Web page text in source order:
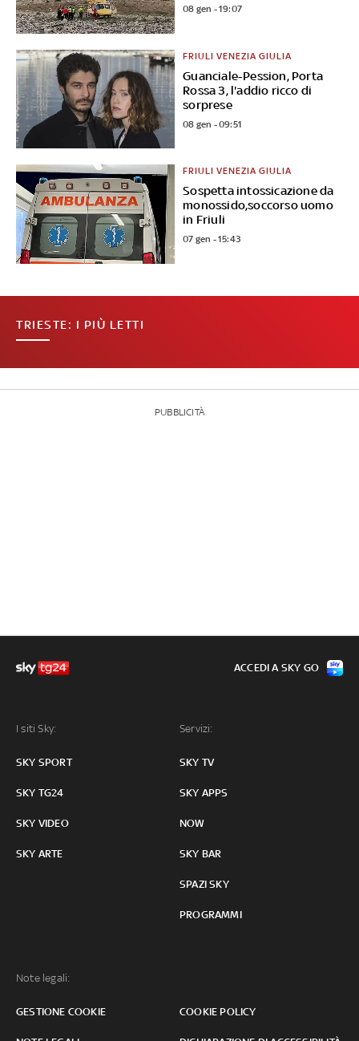
08 gen - 19:07
Guanciale-Pession, Porta
Rossa 3, l'addio ricco di
sorprese
FRIULI VENEZIA GIULIA
08 gen - 09:51
Sospetta intossicazione da
monossido,soccorso uomo
in Friuli
FRIULI VENEZIA GIULIA
07 gen - 15:43
TRIESTE: I PIÙ LETTI
PUBBLICITÀ
I siti Sky:
SKY SPORT
SKY TG24
SKY VIDEO
SKY ARTE
Servizi:
SKY TV
SKY APPS
NOW
SKY BAR
SPAZI SKY
PROGRAMMI
Note legali:
GESTIONE COOKIE COOKIE POLICY
ACCEDI A SKY GO